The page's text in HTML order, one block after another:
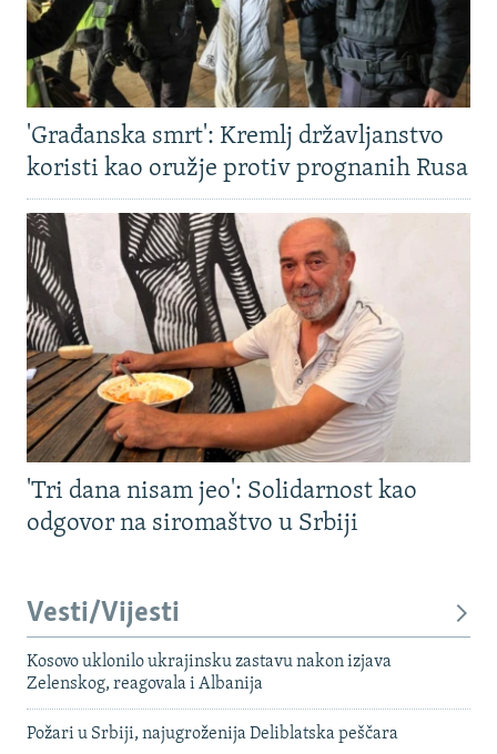
'Građanska smrt': Kremlj državljanstvo
koristi kao oružje protiv prognanih Rusa
'Tri dana nisam jeo': Solidarnost kao
odgovor na siromaštvo u Srbiji
Vesti/Vijesti
Kosovo uklonilo ukrajinsku zastavu nakon izjava
Zelenskog, reagovala i Albanija
Požari u Srbiji, najugroženija Deliblatska peščara